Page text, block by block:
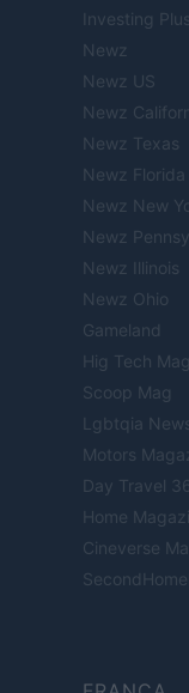
Investing Plus
Newz
Newz US
Newz
Newz Texas
Newz Florida
Newz New
Newz
Newz Illinois
Newz Ohio
Gameland
Hig Tech Mag
Scoop Mag
Lgbtqia
Motors
Day Travel
Home
Cineverse